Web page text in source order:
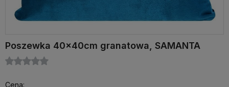
Poszewka 40x40cm granatowa, SAMANTA
Cena: